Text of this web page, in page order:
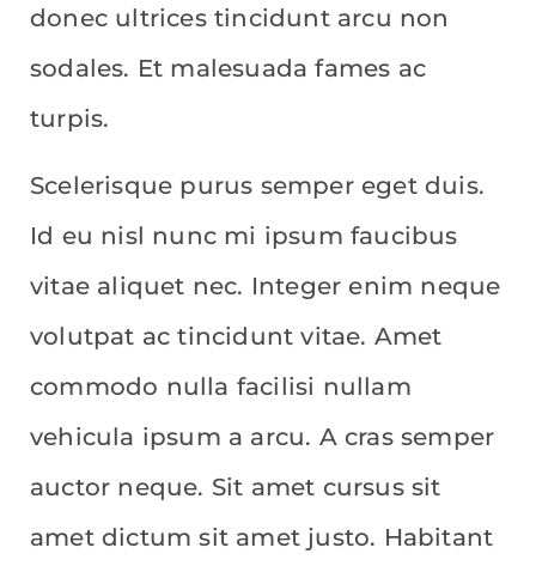
donec ultrices tincidunt arcu non
sodales. Et malesuada fames ac
turpis.
Scelerisque purus semper eget duis.
Id eu nisl nunc mi ipsum faucibus
vitae aliquet nec. Integer enim neque
volutpat ac tincidunt vitae. Amet
commodo nulla facilisi nullam
vehicula ipsum a arcu. A cras semper
auctor neque. Sit amet cursus sit
amet dictum sit amet justo. Habitant